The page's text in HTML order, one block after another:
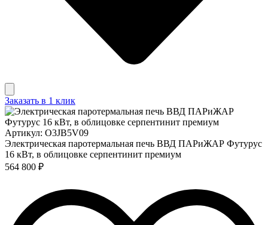
Заказать в 1 клик
Артикул: O3JB5V09
Электрическая паротермальная печь ВВД ПАРиЖАР Футурус
16 кВт, в облицовке серпентинит премиум
564 800 ₽